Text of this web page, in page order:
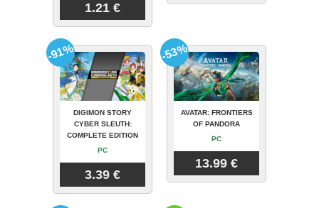
1.21 €
DIGIMON STORY
CYBER SLEUTH:
COMPLETE EDITION
PC
3.39 €
-91%
AVATAR: FRONTIERS
OF PANDORA
PC
13.99 €
-53%